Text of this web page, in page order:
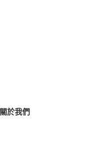
關於我們